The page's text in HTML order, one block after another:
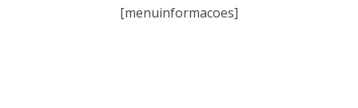
[menuinformacoes]